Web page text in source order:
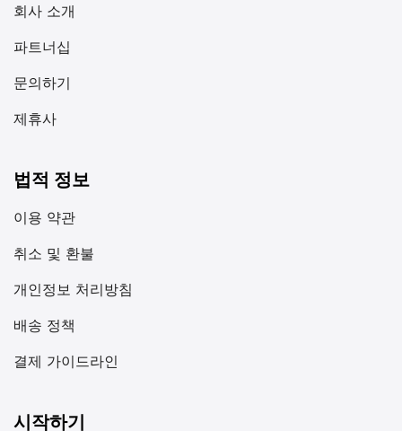
회사 소개
파트너십
문의하기
제휴사
법적 정보
이용 약관
취소 및 환불
개인정보 처리방침
배송 정책
결제 가이드라인
시작하기